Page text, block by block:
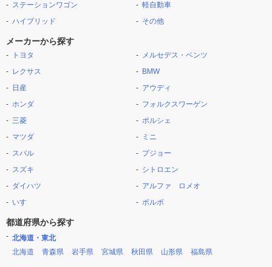
ステーションワゴン
ハイブリッド
軽自動車
その他
メーカーから探す
トヨタ
レクサス
日産
ホンダ
三菱
マツダ
スバル
スズキ
ダイハツ
いすゞ
メルセデス・ベンツ
BMW
アウディ
フォルクスワーゲン
ポルシェ
ミニ
プジョー
シトロエン
アルファ ロメオ
ボルボ
都道府県から探す
北海道・東北
北海道
青森県 岩手県 宮城県 秋田県 山形県 福島県